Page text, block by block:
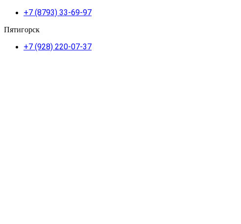
+7 (8793) 33-69-97
Пятигорск
+7 (928) 220-07-37